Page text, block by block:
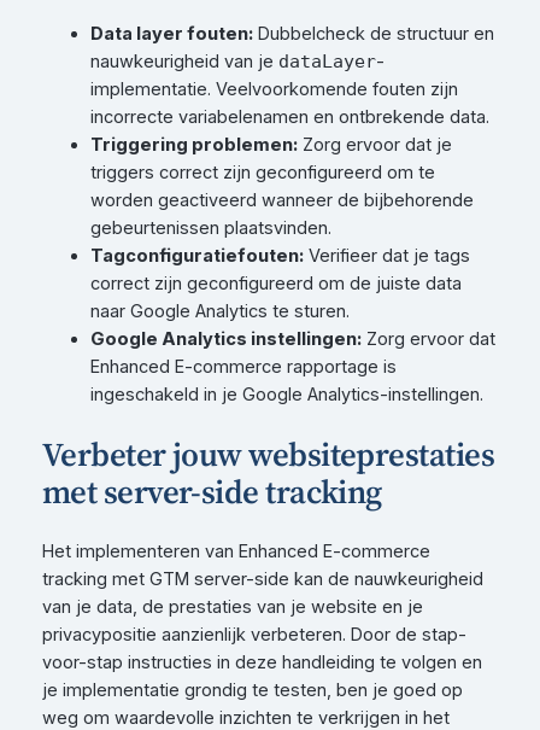
Data layer fouten:Dubbelcheck de structuur en
nauwkeurigheid van je dataLayer-
implementatie. Veelvoorkomende fouten zijn
incorrecte variabelenamen en ontbrekende data.
Triggering problemen:Zorg ervoor dat je
triggers correct zijn geconfigureerd om te
worden geactiveerd wanneer de bijbehorende
gebeurtenissen plaatsvinden.
Tagconfiguratiefouten:Verifieer dat je tags
correct zijn geconfigureerd om de juiste data
naar Google Analytics te sturen.
Google Analytics instellingen:Zorg ervoor dat
Enhanced E-commerce rapportage is
ingeschakeld in je Google Analytics-instellingen.
Verbeter jouw websiteprestaties
met server-side tracking
Het implementeren van Enhanced E-commerce
tracking met GTM server-side kan de nauwkeurigheid
van je data, de prestaties van je website en je
privacypositie aanzienlijk verbeteren. Door de stap-
voor-stap instructies in deze handleiding te volgen en
je implementatie grondig te testen, ben je goed op
weg om waardevolle inzichten te verkrijgen in het